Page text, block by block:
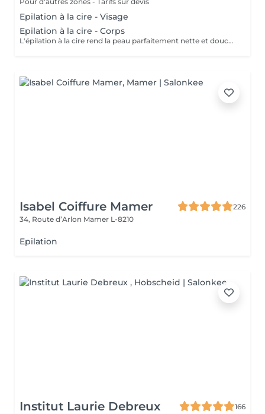
Epilation à la cire - Visage
Epilation à la cire - Corps
L'épilation à la cire rend la peau parfaitement nette et douce. Cest un art exigeant, qui nécessite des cires de qualité et un réel savoir-faire. Nous avons sélectionné des cires dexception Perron Rigaux, qui vous garantissent une épilation tout en douceur en respectant votre peau, et une repousse vraiment moins rapide.
Isabel Coiffure Mamer
226
34, Route d’Arlon Mamer L-8210
Epilation
Institut Laurie Debreux
166